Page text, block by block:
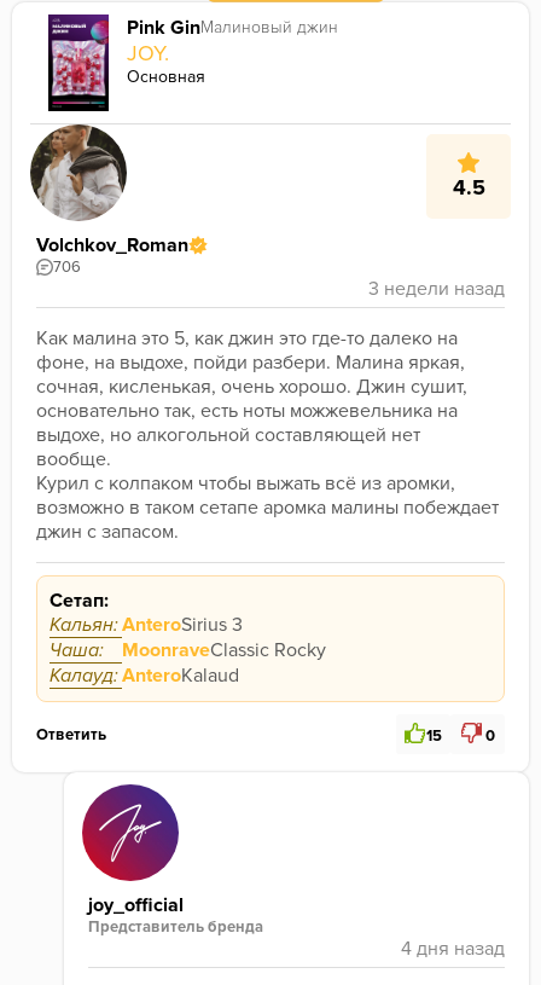
Pink GinМалиновый джин
JOY.
Основная
4.5
Volchkov_Roman
706
Как малина это 5, как джин это где-то далеко на
фоне, на выдохе, пойди разбери. Малина яркая,
сочная, кисленькая, очень хорошо. Джин сушит,
основательно так, есть ноты можжевельника на
выдохе, но алкогольной составляющей нет
вообще.
Курил с колпаком чтобы выжать всё из аромки,
возможно в таком сетапе аромка малины побеждает
джин с запасом.
Сетап:
Кальян:AnteroSirius 3
Чаша:
MoonraveClassic Rocky
Калауд:AnteroKalaud
Ответить 15 0
joy_official
Представитель бренда